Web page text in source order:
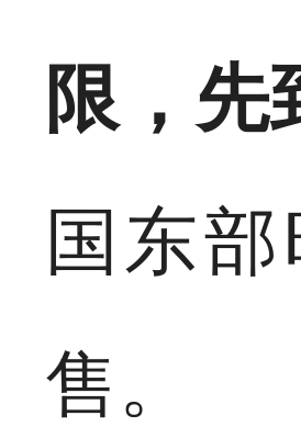
限，先
国东
售。